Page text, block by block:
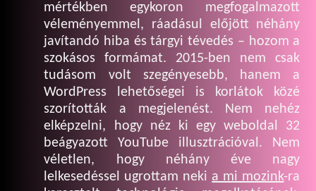
mértékben egykoron megfogalmazott
véleményemmel, ráadásul előjött néhány
javítandó hiba és tárgyi tévedés – hozom a
szokásos formámat. 2015-ben nem csak
tudásom volt szegényesebb, hanem a
WordPress lehetőségei is korlátok közé
szorították a megjelenést. Nem nehéz
elképzelni, hogy néz ki egy weboldal 32
beágyazott YouTube illusztrációval. Nem
véletlen, hogy néhány éve nagy
lelkesedéssel ugrottam neki a mi mozink-ra